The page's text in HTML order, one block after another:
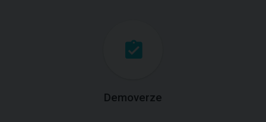
Demoverze